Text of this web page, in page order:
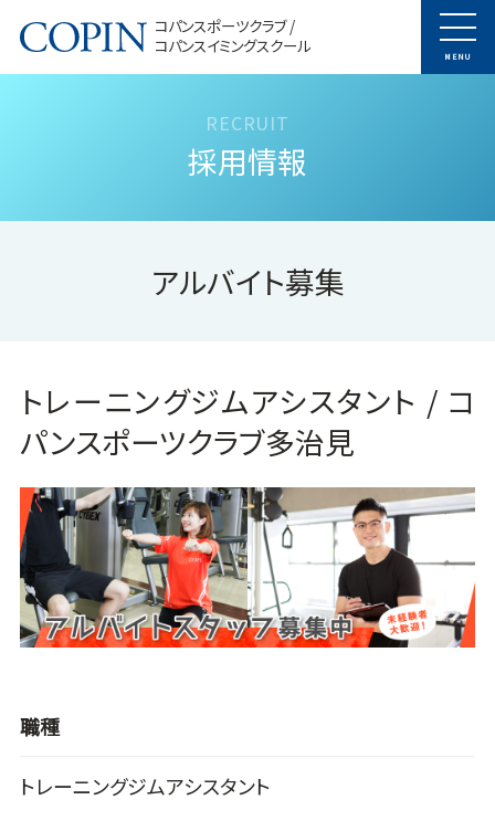
コパンスポーツクラブ /
コパンスイミングスクール
MENU
採用情報
アルバイト募集
トレーニングジムアシスタント / コ
パンスポーツクラブ多治見
職種
トレーニングジムアシスタント